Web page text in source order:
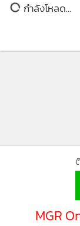
กำลังโหลด...
MGR